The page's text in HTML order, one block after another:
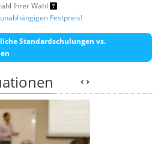
Ihrer Wahl
Festpreis!
Standardschulungen vs.